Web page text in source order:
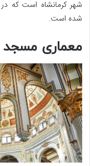
شهر کرمانشاه است که
شده است.
معماری